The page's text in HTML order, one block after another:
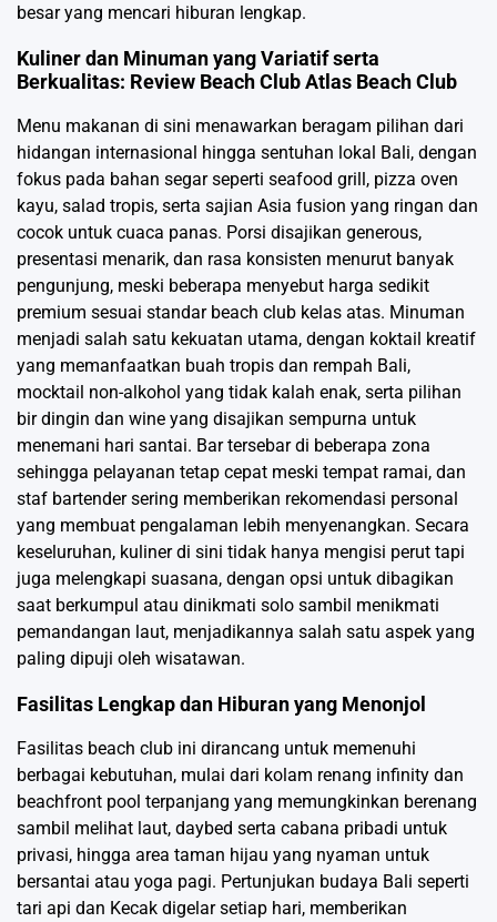
besar yang mencari hiburan lengkap.
Kuliner dan Minuman yang Variatif serta
Berkualitas: Review Beach Club Atlas Beach Club
Menu makanan di sini menawarkan beragam pilihan dari
hidangan internasional hingga sentuhan lokal Bali, dengan
fokus pada bahan segar seperti seafood grill, pizza oven
kayu, salad tropis, serta sajian Asia fusion yang ringan dan
cocok untuk cuaca panas. Porsi disajikan generous,
presentasi menarik, dan rasa konsisten menurut banyak
pengunjung, meski beberapa menyebut harga sedikit
premium sesuai standar beach club kelas atas. Minuman
menjadi salah satu kekuatan utama, dengan koktail kreatif
yang memanfaatkan buah tropis dan rempah Bali,
mocktail non-alkohol yang tidak kalah enak, serta pilihan
bir dingin dan wine yang disajikan sempurna untuk
menemani hari santai. Bar tersebar di beberapa zona
sehingga pelayanan tetap cepat meski tempat ramai, dan
staf bartender sering memberikan rekomendasi personal
yang membuat pengalaman lebih menyenangkan. Secara
keseluruhan, kuliner di sini tidak hanya mengisi perut tapi
juga melengkapi suasana, dengan opsi untuk dibagikan
saat berkumpul atau dinikmati solo sambil menikmati
pemandangan laut, menjadikannya salah satu aspek yang
paling dipuji oleh wisatawan.
Fasilitas Lengkap dan Hiburan yang Menonjol
Fasilitas beach club ini dirancang untuk memenuhi
berbagai kebutuhan, mulai dari kolam renang infinity dan
beachfront pool terpanjang yang memungkinkan berenang
sambil melihat laut, daybed serta cabana pribadi untuk
privasi, hingga area taman hijau yang nyaman untuk
bersantai atau yoga pagi. Pertunjukan budaya Bali seperti
tari api dan Kecak digelar setiap hari, memberikan